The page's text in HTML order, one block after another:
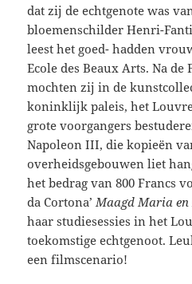
dat zij de echtgenote was
bloemenschilder Henri-
leest het goed- hadden
Ecole des Beaux Arts. Na
mochten zij in de
koninklijk paleis, het
grote voorgangers
Napoleon III, die kopieën
overheidsgebouwen liet
het bedrag van 800 Francs
da Cortona’ Maagd Maria
haar studiesessies in het
toekomstige echtgenoot.
een filmscenario!